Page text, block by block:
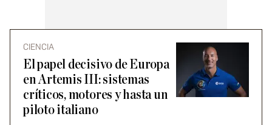
CIENCIA
El papel decisivo de Europa
en Artemis III: sistemas
críticos, motores y hasta un
piloto italiano